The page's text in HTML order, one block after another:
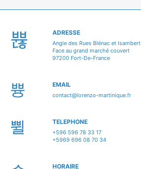
ADRESSE
Angle des Rues Blénac et Isambert
Face au grand marché couvert
97200 Fort-De-France
EMAIL
contact@lorenzo-martinique.fr
TELEPHONE
+596 596 78 33 17
+5969 696 08 70 34
HORAIRE